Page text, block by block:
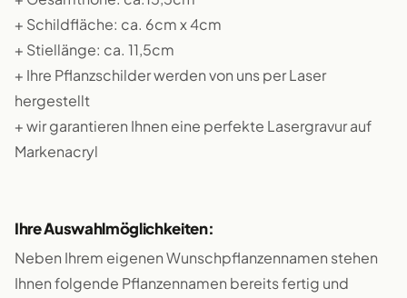
+ Schildfläche: ca. 6cm x 4cm
+ Stiellänge: ca. 11,5cm
+ Ihre Pflanzschilder werden von uns per Laser
hergestellt
+ wir garantieren Ihnen eine perfekte Lasergravur auf
Markenacryl
Ihre Auswahlmöglichkeiten:
Neben Ihrem eigenen Wunschpflanzennamen stehen
Ihnen folgende Pflanzennamen bereits fertig und